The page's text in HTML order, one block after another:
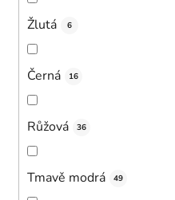
Žlutá 6
Černá 16
Růžová 36
Tmavě modrá 49